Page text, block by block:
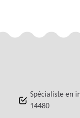
Spécialiste en
14480